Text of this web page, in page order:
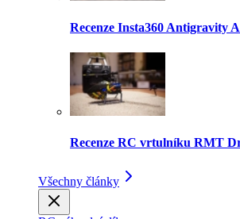
Recenze Insta360 Antigravity
Recenze RC vrtulníku RMT
Všechny články